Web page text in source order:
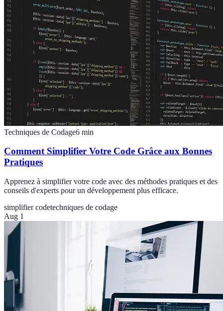
Techniques de Codage6 min
Comment Simplifier Votre Code Grâce aux Bonnes
Pratiques
Apprenez à simplifier votre code avec des méthodes pratiques et des
conseils d'experts pour un développement plus efficace.
simplifier codetechniques de codage
Aug 1